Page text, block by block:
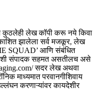
कुठलेही लेख कॉपी करू नये किवा
झालेला सर्व मजकूर, लेख
SQUAD’ आणि संबंधित
संपादक सहमत असतीलच असे
सदर लेख अथवा
माध्यमात परवानगीशिवाय
करणाऱ्यांवर कायदेशीर